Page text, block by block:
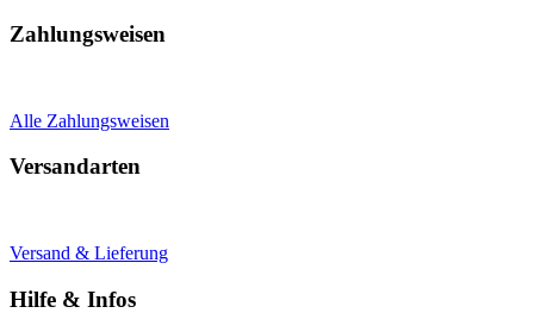
Zahlungsweisen
Alle Zahlungsweisen
Versandarten
Versand & Lieferung
Hilfe & Infos